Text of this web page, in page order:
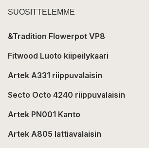
SUOSITTELEMME
&Tradition Flowerpot VP8
Fitwood Luoto kiipeilykaari
Artek A331 riippuvalaisin
Secto Octo 4240 riippuvalaisin
Artek PN001 Kanto
Artek A805 lattiavalaisin